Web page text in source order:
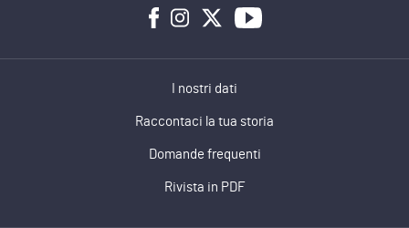
I nostri dati
Raccontaci la tua storia
Domande frequenti
Rivista in PDF